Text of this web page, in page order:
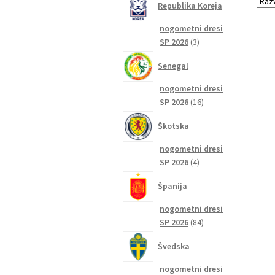
Republika Koreja
nogometni dresi
SP 2026 33
Senegal
nogometni dresi
SP 2026 1616
Škotska
nogometni dresi
SP 2026 44
Španija
nogometni dresi
SP 2026 8484
Švedska
nogometni dresi